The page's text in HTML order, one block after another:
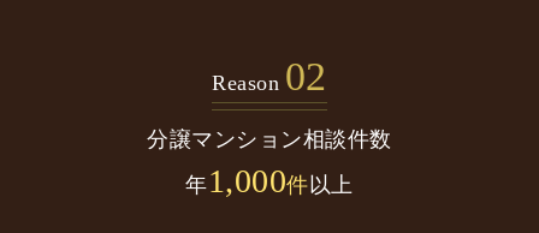
Reason 02
分譲マンション相談件数
年1,000件以上